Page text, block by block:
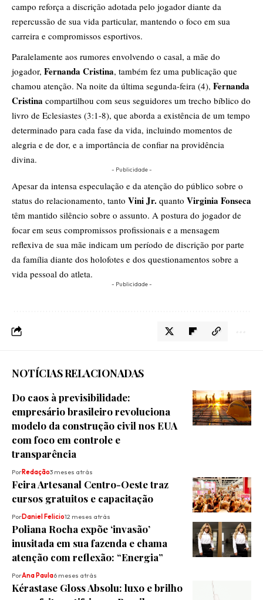
campo reforça a discrição adotada pelo jogador diante da
repercussão de sua vida particular, mantendo o foco em sua
carreira e compromissos esportivos.
Paralelamente aos rumores envolvendo o casal, a mãe do
jogador, Fernanda Cristina, também fez uma publicação que
chamou atenção. Na noite da última segunda-feira (4), Fernanda
Cristina compartilhou com seus seguidores um trecho bíblico do
livro de Eclesiastes (3:1-8), que aborda a existência de um tempo
determinado para cada fase da vida, incluindo momentos de
alegria e de dor, e a importância de confiar na providência
divina.
- Publicidade -
Apesar da intensa especulação e da atenção do público sobre o
status do relacionamento, tanto Vini Jr. quanto Virginia Fonseca
têm mantido silêncio sobre o assunto. A postura do jogador de
focar em seus compromissos profissionais e a mensagem
reflexiva de sua mãe indicam um período de discrição por parte
da família diante dos holofotes e dos questionamentos sobre a
vida pessoal do atleta.
- Publicidade -
NOTÍCIAS RELACIONADAS
Do caos à previsibilidade:
empresário brasileiro revoluciona
modelo da construção civil nos EUA
com foco em controle e
transparência
PorRedação3 meses atrás
Feira Artesanal Centro-Oeste traz
cursos gratuitos e capacitação
PorDaniel Felicio12 meses atrás
Poliana Rocha expõe ‘invasão’
inusitada em sua fazenda e chama
atenção com reflexão: “Energia”
PorAna Paula6 meses atrás
Kérastase Gloss Absolu: luxo e brilho